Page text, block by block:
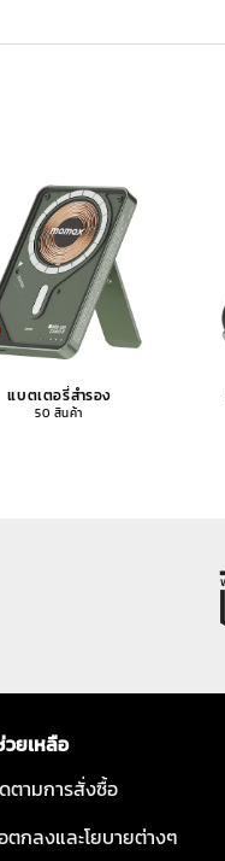
แบตเตอรี่สำรอง
50 สินค้า
ยเหลือ
ตามการสั่งซื้อ
ตกลงและโยบายต่างๆ